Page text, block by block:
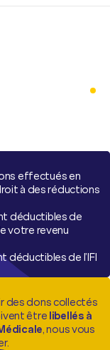
effectués en
à des réductions
déductibles de
votre revenu
déductibles de l’IFI
des dons collectés
être libellés à
, nous vous